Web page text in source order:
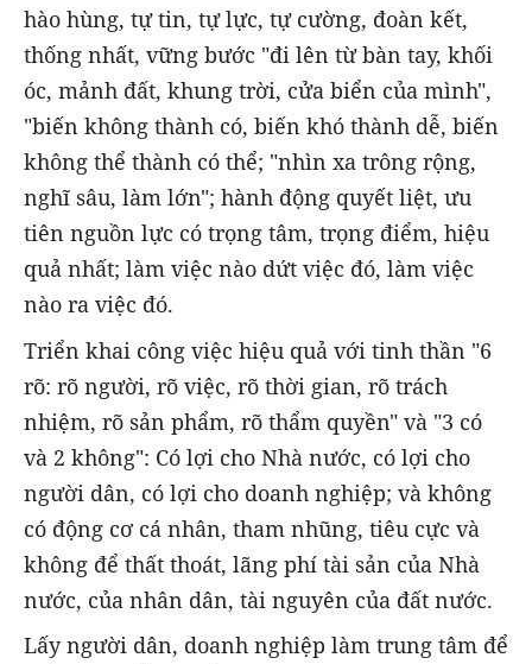
hào hùng, tự tin, tự lực, tự cường, đoàn kết,
thống nhất, vững bước "đi lên từ bàn tay, khối
óc, mảnh đất, khung trời, cửa biển của mình",
"biến không thành có, biến khó thành dễ, biến
không thể thành có thể; "nhìn xa trông rộng,
nghĩ sâu, làm lớn"; hành động quyết liệt, ưu
tiên nguồn lực có trọng tâm, trọng điểm, hiệu
quả nhất; làm việc nào dứt việc đó, làm việc
nào ra việc đó.
Triển khai công việc hiệu quả với tinh thần "6
rõ: rõ người, rõ việc, rõ thời gian, rõ trách
nhiệm, rõ sản phẩm, rõ thẩm quyền" và "3 có
và 2 không": Có lợi cho Nhà nước, có lợi cho
người dân, có lợi cho doanh nghiệp; và không
có động cơ cá nhân, tham nhũng, tiêu cực và
không để thất thoát, lãng phí tài sản của Nhà
nước, của nhân dân, tài nguyên của đất nước.
Lấy người dân, doanh nghiệp làm trung tâm để